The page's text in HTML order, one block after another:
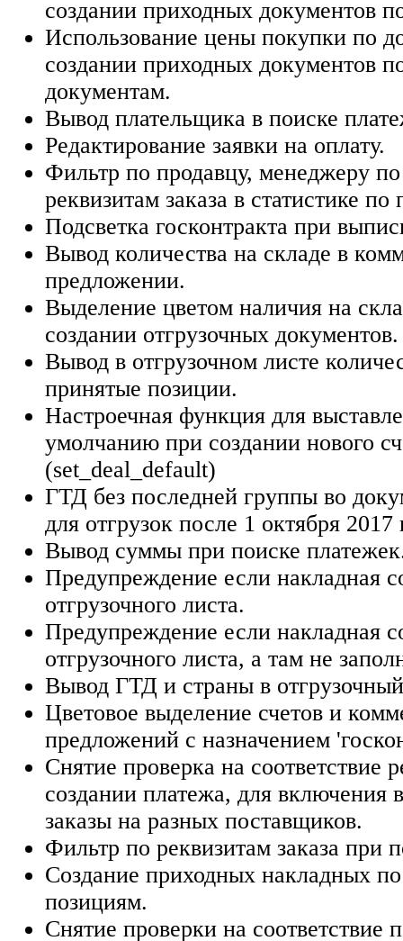
создании приходных документов
Использование цены покупки по
создании приходных документов
документам.
Вывод плательщика в поиске
Редактирование заявки на оплату.
Фильтр по продавцу, менеджеру
реквизитам заказа в статистике по
Подсветка госконтракта при
Вывод количества на складе в
предложении.
Выделение цветом наличия на
создании отгрузочных документов.
Вывод в отгрузочном листе
принятые позиции.
Настроечная функция для
умолчанию при создании нового
(set_deal_default)
ГТД без последней группы во
для отгрузок после 1 октября 2017
Вывод суммы при поиске
Предупреждение если накладная
отгрузочного листа.
Предупреждение если накладная
отгрузочного листа, а там не
Вывод ГТД и страны в
Цветовое выделение счетов и
предложений с назначением
Снятие проверка на соответствие
создании платежа, для включения
заказы на разных поставщиков.
Фильтр по реквизитам заказа при
Создание приходных накладных
позициям.
Снятие проверки на соответствие